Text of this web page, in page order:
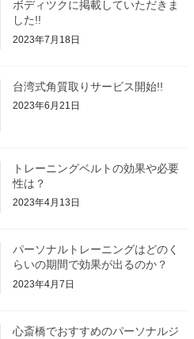
ボディツクに掲載していただきま
した!!
2023年7月18日
台湾式角質取りサービス開始!!
2023年6月21日
トレーニングベルトの効果や必要
性は？
2023年4月13日
パーソナルトレーニングはどのく
らいの期間で効果が出るのか？
2023年4月7日
心斎橋でおすすめのパーソナルジ